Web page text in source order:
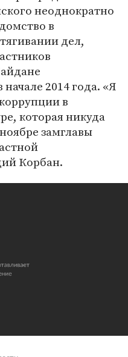
неоднократно
в
дел,
2014 года. «Я
в
которая никуда
замглавы
Корбан.